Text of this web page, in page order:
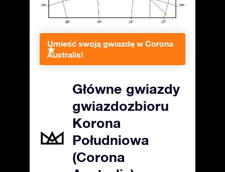
Umieść swoją gwiazdę w Corona
Australis!
Główne gwiazdy
gwiazdozbioru
Korona
Południowa
(Corona